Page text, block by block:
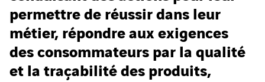
permettre de réussir dans leur
métier, répondre aux exigences
des consommateurs par la qualité
et la traçabilité des produits,